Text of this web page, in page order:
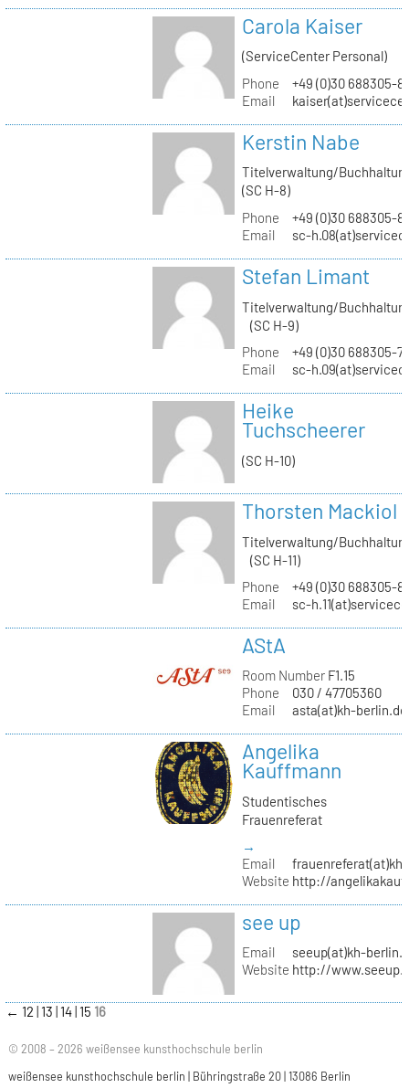
Carola Kaiser
(ServiceCenter Personal)
Phone
+49 (0)30 688305-
Email
Kerstin Nabe
Titelverwaltung/
(SC H-8)
Phone
+49 (0)30 688305-
Email
sc-
Stefan Limant
Titelverwaltung/
(SC H-9)
Phone
+49 (0)30 688305-
Email
sc-
Heike
Tuchscheerer
(SC H-10)
Thorsten Mackiol
Titelverwaltung/
(SC H-11)
Phone
+49 (0)30 688305-
Email
sc-
AStA
Room NumberF1.15
Phone
030 / 47705360
Email
asta(at)kh-berlin.de
Angelika
Kauffmann
Studentisches
Frauenreferat
→
Email
Website http://
see up
Email
seeup(at)kh-
Website http://
← 12 13 14 15 16
© 2008 – 2026 weißensee kunsthochschule berlin
weißensee kunsthochschule berlin | Bühringstraße 20 | 13086 Berlin